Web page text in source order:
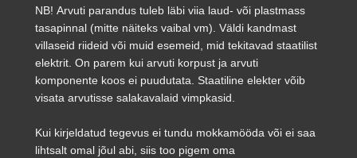
NB! Arvuti parandus tuleb läbi viia laud- või plastmass
tasapinnal (mitte näiteks vaibal vm). Väldi kandmast
villaseid riideid või muid esemeid, mid tekitavad staatilist
elektrit. On parem kui arvuti korpust ja arvuti
komponente koos ei puudutata. Staatiline elekter võib
visata arvutisse salakavalaid vimpkasid.
Kui kirjeldatud tegevus ei tundu mokkamööda või ei saa
lihtsalt omal jõul abi, siis too pigem oma